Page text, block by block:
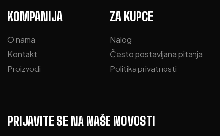
KOMPANIJA
O nama
Kontakt
Proizvodi
ZA KUPCE
Nalog
Često postavljana pitanja
Politika privatnosti
PRIJAVITE SE NA NAŠE NOVOSTI